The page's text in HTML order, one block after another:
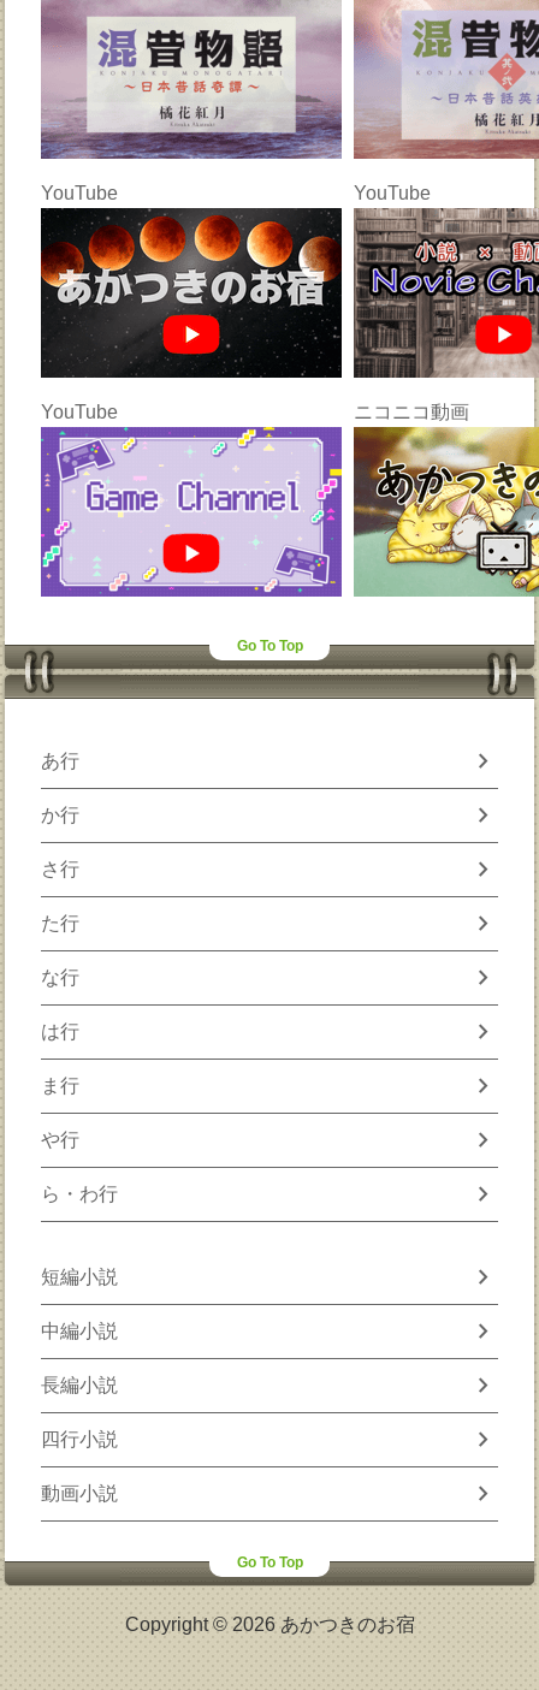
YouTube YouTube
YouTube ニコニコ動画
Go To Top
あ行 chevron_right
か行 chevron_right
さ行 chevron_right
た行 chevron_right
な行 chevron_right
は行 chevron_right
ま行 chevron_right
や行 chevron_right
ら・わ行 chevron_right
短編小説 chevron_right
中編小説 chevron_right
長編小説 chevron_right
四行小説 chevron_right
動画小説 chevron_right
Go To Top
Copyright © 2026 あかつきのお宿